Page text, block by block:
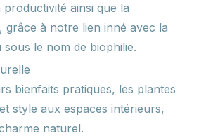
ainsi que la
grâce à notre lien inné avec la
le nom de biophilie.
bienfaits pratiques, les plantes
style aux espaces intérieurs,
naturel.